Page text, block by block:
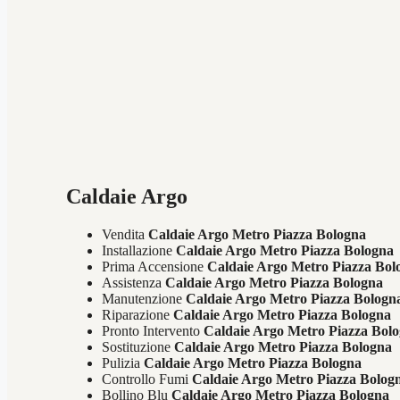
Caldaie Argo
VenditaCaldaie Argo Metro Piazza Bologna
InstallazioneCaldaie Argo Metro Piazza Bologna
Prima AccensioneCaldaie Argo Metro Piazza
AssistenzaCaldaie Argo Metro Piazza Bologna
ManutenzioneCaldaie Argo Metro Piazza
RiparazioneCaldaie Argo Metro Piazza Bologna
Pronto InterventoCaldaie Argo Metro Piazza
SostituzioneCaldaie Argo Metro Piazza Bologna
PuliziaCaldaie Argo Metro Piazza Bologna
Controllo FumiCaldaie Argo Metro Piazza
Bollino BluCaldaie Argo Metro Piazza Bologna